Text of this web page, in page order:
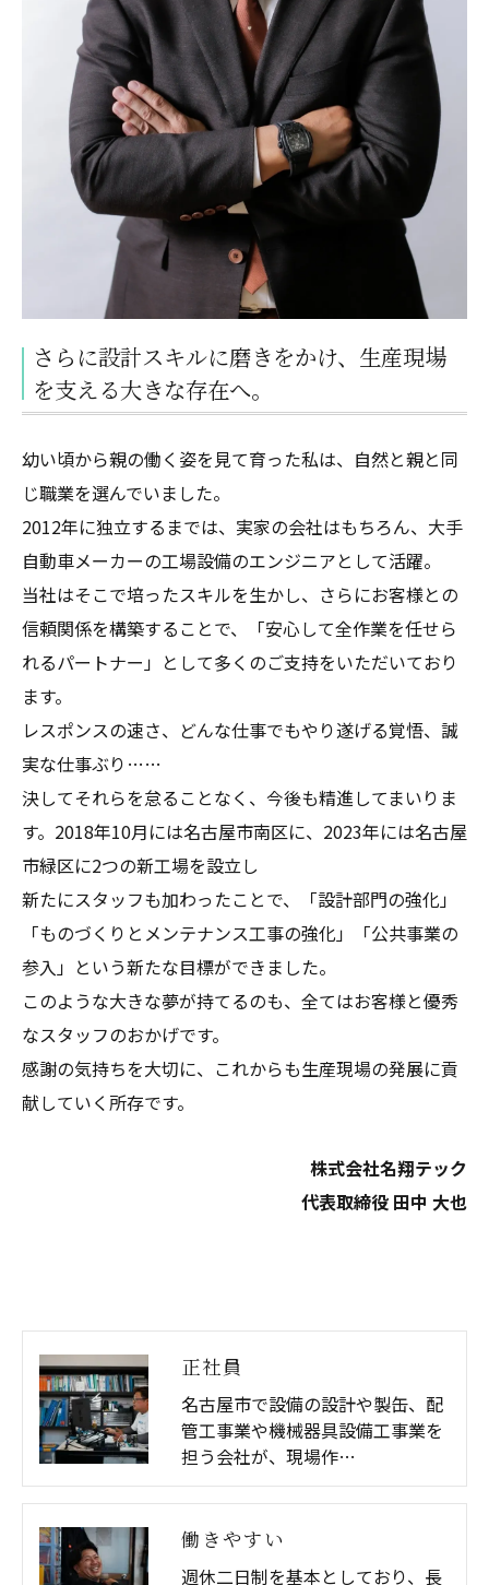
さらに設計スキルに磨きをかけ、生産現場
を支える大きな存在へ。
幼い頃から親の働く姿を見て育った私は、自然と親と同
じ職業を選んでいました。
2012年に独立するまでは、実家の会社はもちろん、大手
自動車メーカーの工場設備のエンジニアとして活躍。
当社はそこで培ったスキルを生かし、さらにお客様との
信頼関係を構築することで、「安心して全作業を任せら
れるパートナー」として多くのご支持をいただいており
ます。
レスポンスの速さ、どんな仕事でもやり遂げる覚悟、誠
実な仕事ぶり……
決してそれらを怠ることなく、今後も精進してまいりま
す。2018年10月には名古屋市南区に、2023年には名古屋
市緑区に2つの新工場を設立し
新たにスタッフも加わったことで、「設計部門の強化」
「ものづくりとメンテナンス工事の強化」「公共事業の
参入」という新たな目標ができました。
このような大きな夢が持てるのも、全てはお客様と優秀
なスタッフのおかげです。
感謝の気持ちを大切に、これからも生産現場の発展に貢
献していく所存です。
株式会社名翔テック
代表取締役 田中 大也
正社員
名古屋市で設備の設計や製缶、配
管工事業や機械器具設備工事業を
担う会社が、現場作…
働きやすい
週休二日制を基本としており、長